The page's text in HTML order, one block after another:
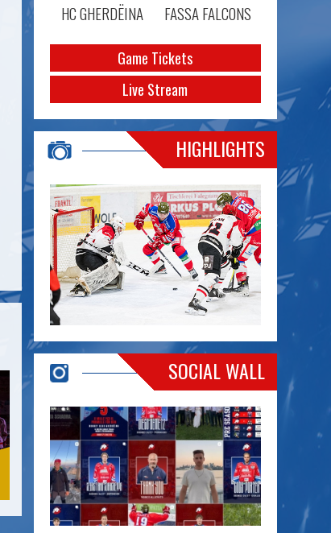
HC GHERDËINA FASSA FALCONS
Game Tickets
Live Stream
HIGHLIGHTS
SOCIAL WALL